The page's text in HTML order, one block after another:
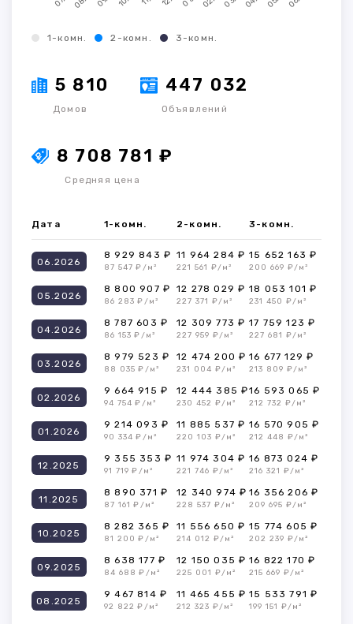
1-комн. 2-комн. 3-комн.
5 810
Домов
447 032
Объявлений
8 708 781 ₽
Средняя цена
Дата 1-комн. 2-комн. 3-комн.
06.2026
8 929 843 ₽
87 547 ₽/м²
11 964 284 ₽
221 561 ₽/м²
15 652 163 ₽
200 669 ₽/м²
05.2026
8 800 907 ₽
86 283 ₽/м²
12 278 029 ₽
227 371 ₽/м²
18 053 101 ₽
231 450 ₽/м²
04.2026
8 787 603 ₽
86 153 ₽/м²
12 309 773 ₽
227 959 ₽/м²
17 759 123 ₽
227 681 ₽/м²
03.2026
8 979 523 ₽
88 035 ₽/м²
12 474 200 ₽
231 004 ₽/м²
16 677 129 ₽
213 809 ₽/м²
02.2026
9 664 915 ₽
94 754 ₽/м²
12 444 385 ₽
230 452 ₽/м²
16 593 065 ₽
212 732 ₽/м²
01.2026
9 214 093 ₽
90 334 ₽/м²
11 885 537 ₽
220 103 ₽/м²
16 570 905 ₽
212 448 ₽/м²
12.2025
9 355 353 ₽
91 719 ₽/м²
11 974 304 ₽
221 746 ₽/м²
16 873 024 ₽
216 321 ₽/м²
11.2025
8 890 371 ₽
87 161 ₽/м²
12 340 974 ₽
228 537 ₽/м²
16 356 206 ₽
209 695 ₽/м²
10.2025
8 282 365 ₽
81 200 ₽/м²
11 556 650 ₽
214 012 ₽/м²
15 774 605 ₽
202 239 ₽/м²
09.2025
8 638 177 ₽
84 688 ₽/м²
12 150 035 ₽
225 001 ₽/м²
16 822 170 ₽
215 669 ₽/м²
08.2025
9 467 814 ₽
92 822 ₽/м²
11 465 455 ₽
212 323 ₽/м²
15 533 791 ₽
199 151 ₽/м²